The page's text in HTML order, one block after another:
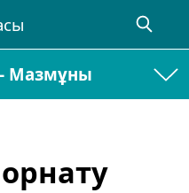
Мазмұны